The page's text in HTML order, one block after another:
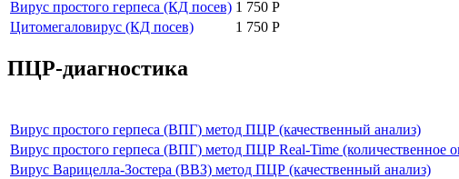
Вирус простого герпеса (КД посев) 1 750 Р
Цитомегаловирус (КД посев)
1 750 Р
ПЦР-диагностика
Вирус простого герпеса (ВПГ) метод ПЦР (качественный анализ)
Вирус простого герпеса (ВПГ) метод ПЦР Real-Time (количественное
Вирус Варицелла-Зостера (ВВЗ) метод ПЦР (качественный анализ)